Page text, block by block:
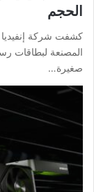
الحجم
كشفت شركة
المصنعة لبطاقات
صغيرة…